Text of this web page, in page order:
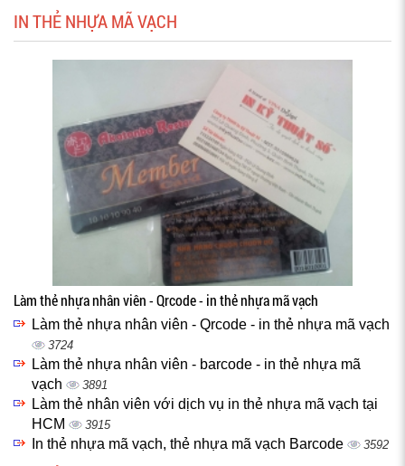
IN THẺ NHỰA MÃ VẠCH
Làm thẻ nhựa nhân viên - Qrcode - in thẻ nhựa mã vạch
Làm thẻ nhựa nhân viên - Qrcode - in thẻ nhựa mã vạch
3724
Làm thẻ nhựa nhân viên - barcode - in thẻ nhựa mã
vạch
3891
Làm thẻ nhân viên với dịch vụ in thẻ nhựa mã vạch tại
HCM
3915
In thẻ nhựa mã vạch, thẻ nhựa mã vạch Barcode 3592